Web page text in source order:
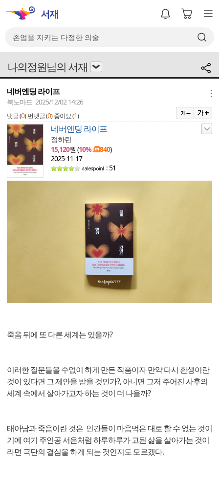
나의정원님의 서재
네버엔딩 라이프
북노마드 2025/12/02 14:26
댓글 (0) 먼댓글 (0) 좋아요 (1)
네버엔딩 라이프
정하린
15,120원 (10%↓ 840)
2025-11-17
: 51
죽음 뒤에 또 다른 세계는 있을까?
이러한 질문들을 수없이 하게 만든 작품이자 만약 다시 환생이란
것이 있다면 그 제안을 받을 것인가?, 아니면 그저 주어진 사후의
세계 속에서 살아가고자 하는 것이 더 나을까?
태아남과 죽음이란 것은 인간들이 마음먹은 대로 할 수 없는 것이
기에 여기 주인공 서은처럼 하루하루가 고된 삶을 살아가는 것이
라면 극단의 결심을 하게 되는 것인지도 모르겠다.